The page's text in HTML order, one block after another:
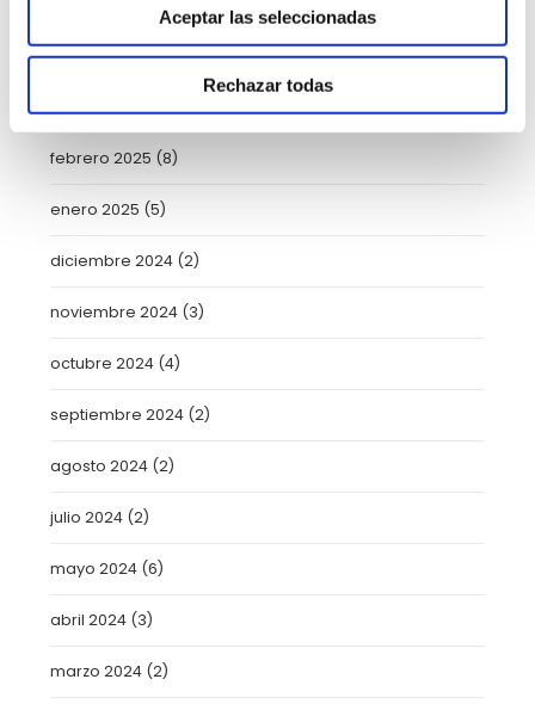
Aceptar las seleccionadas
Rechazar todas
abril 2025(8)
marzo 2025(8)
febrero 2025 (8)
enero 2025 (5)
diciembre 2024 (2)
noviembre 2024 (3)
octubre 2024 (4)
septiembre 2024 (2)
agosto 2024 (2)
julio 2024 (2)
mayo 2024 (6)
abril 2024 (3)
marzo 2024 (2)